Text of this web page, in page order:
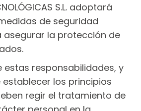
S.L. adoptará
de seguridad
asegurar la protección de
estas responsabilidades, y
los principios
regir el tratamiento de